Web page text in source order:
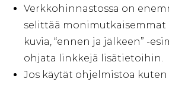
Verkkohinnastossa on
selittää monimutkaisemmat
kuvia, “ennen ja jälkeen” -
ohjata linkkejä lisätietoihin.
Jos käytät ohjelmistoa kuten